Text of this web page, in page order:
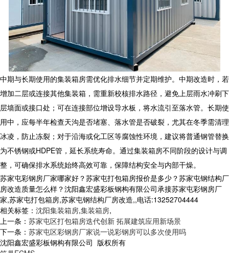
中期与长期使用的集装箱房需优化排水细节并定期维护。中期改造时，若
增加二层或连接其他集装箱，需重新校核排水路径，避免上层雨水冲刷下
层墙面或接口处；可在连接部位增设导水板，将水流引至落水管。长期使
用中，应每半年检查天沟是否堵塞、落水管是否破裂，尤其在冬季需清理
冰凌，防止冻裂；对于沿海或化工区等腐蚀性环境，建议将普通钢管替换
为不锈钢或HDPE管，延长系统寿命。通过集装箱房不同阶段的设计与调
整，可确保排水系统始终高效可靠，保障结构安全与内部干燥。
苏家屯彩钢房厂家哪家好？苏家屯打包箱房报价是多少？苏家屯钢结构厂
房改造质量怎么样？沈阳鑫宏盛彩板钢构有限公司承接苏家屯彩钢房厂
家,苏家屯打包箱房,苏家屯钢结构厂房改造,,电话:13252704444
相关标签： 沈阳集装箱房,集装箱房,
上一条： 苏家屯区打包箱房迭代创新 拓展建筑应用新场景
下一条： 苏家屯区彩钢房厂家说一说彩钢房可以多次使用吗
沈阳鑫宏盛彩板钢构有限公司 版权所有